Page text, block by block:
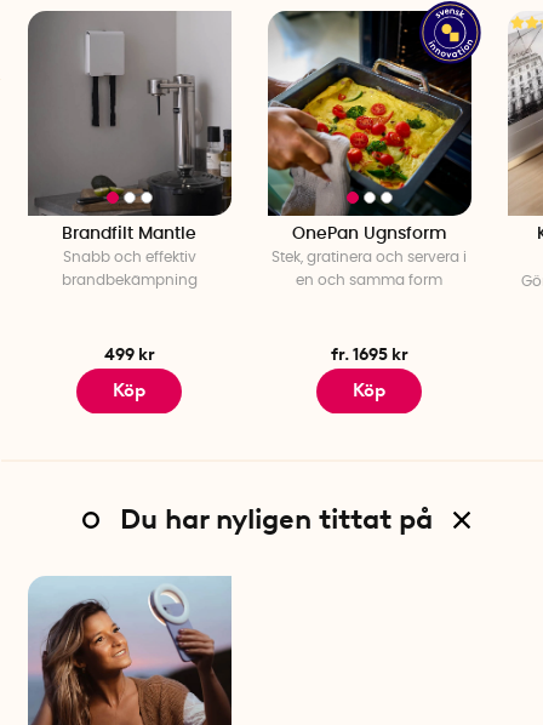
Brandfilt Mantle
Snabb och effektiv
brandbekämpning
499 kr
Köp
OnePan Ugnsform
Stek, gratinera och servera i
en och samma form
fr. 1695 kr
Köp
Du har nyligen tittat på